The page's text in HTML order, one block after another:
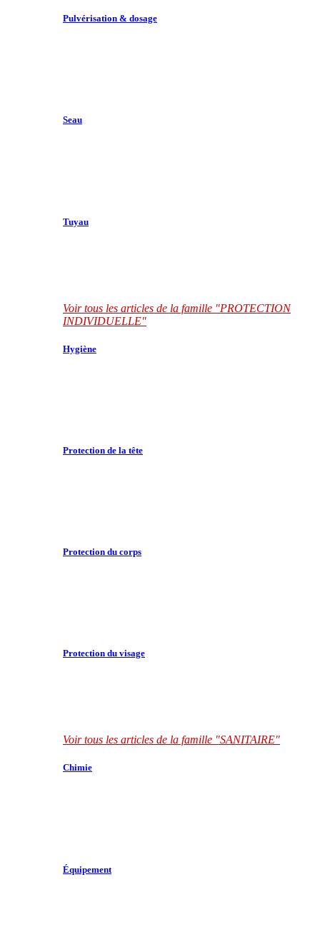
Pulvérisation & dosage
Seau
Tuyau
Voir tous les articles de la famille "PROTECTION
INDIVIDUELLE"
Hygiène
Protection de la tête
Protection du corps
Protection du visage
Voir tous les articles de la famille "SANITAIRE"
Chimie
Équipement